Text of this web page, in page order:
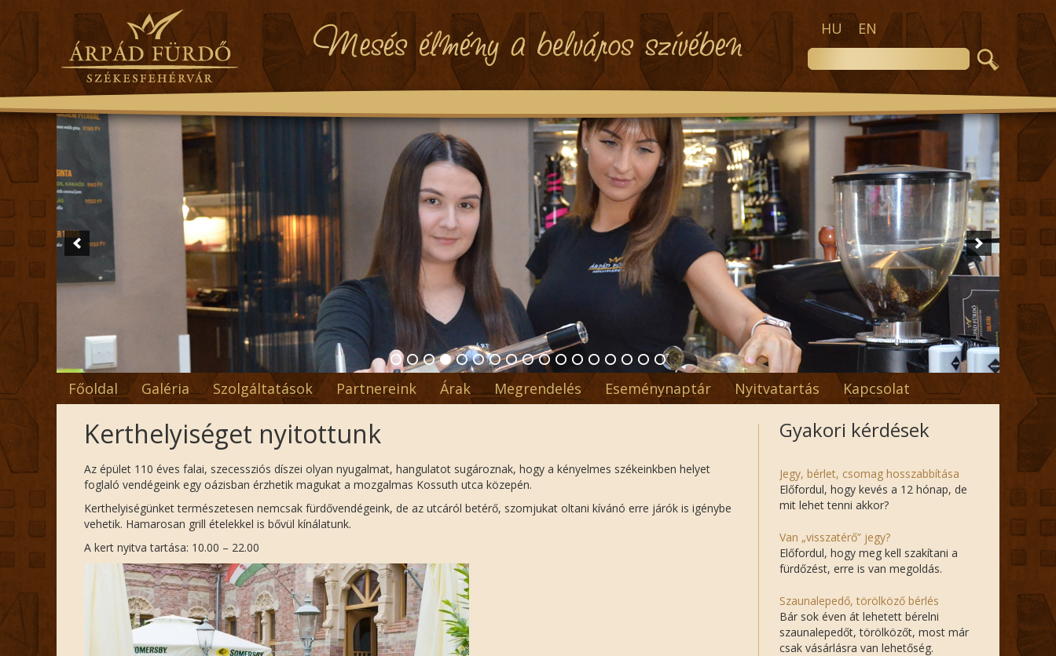
HU EN
Főoldal Galéria Szolgáltatások Partnereink Árak Megrendelés Eseménynaptár Nyitvatartás Kapcsolat
Kerthelyiséget nyitottunk
Az épület 110 éves falai, szecessziós díszei olyan nyugalmat, hangulatot sugároznak, hogy a kényelmes székeinkben helyet
foglaló vendégeink egy oázisban érzhetik magukat a mozgalmas Kossuth utca közepén.
Kerthelyiségünket természetesen nemcsak fürdővendégeink, de az utcáról betérő, szomjukat oltani kívánó erre járók is igénybe
vehetik. Hamarosan grill ételekkel is bővül kínálatunk.
A kert nyitva tartása: 10.00 – 22.00
Gyakori kérdések
Jegy, bérlet, csomag hosszabbítása
Előfordul, hogy kevés a 12 hónap, de
mit lehet tenni akkor?
Van „visszatérő” jegy?
Előfordul, hogy meg kell szakítani a
fürdőzést, erre is van megoldás.
Szaunalepedő, törölköző bérlés
Bár sok éven át lehetett bérelni
szaunalepedőt, törölközőt, most már
csak vásárlásra van lehetőség.